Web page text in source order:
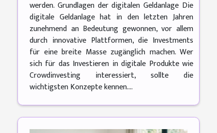
werden. Grundlagen der digitalen Geldanlage Die
digitale Geldanlage hat in den letzten Jahren
zunehmend an Bedeutung gewonnen, vor allem
durch innovative Plattformen, die Investments
für eine breite Masse zugänglich machen. Wer
sich für das Investieren in digitale Produkte wie
Crowdinvesting interessiert, sollte die
wichtigsten Konzepte kennen....